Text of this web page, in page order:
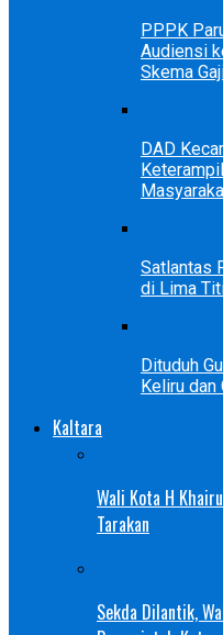
PPPK
Audiensi
Skema
DAD
Satlantas
di Lima
Dituduh
Keliru dan
Kaltara
Wali Kota H
Tarakan
Sekda Dilantik,